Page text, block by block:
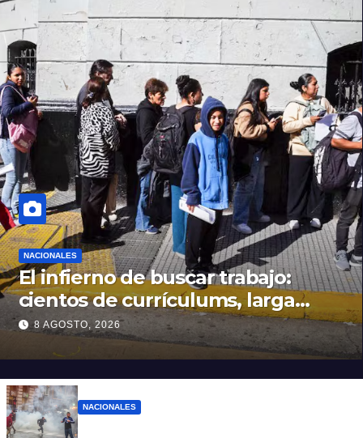
NACIONALES
El infierno de buscar trabajo:
cientos de currículums, larga
espera y menos puestos
registrados
8 AGOSTO, 2026
NACIONALES